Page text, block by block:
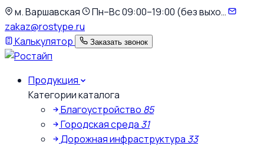
К
основному
содержимому
м. Варшавская
Пн–Вс 09:00–19:00 (без выхо…
zakaz@rostype.ru
Калькулятор
Заказать звонок
Продукция
Категории каталога
Благоустройство 85
Городская среда 31
Дорожная инфраструктура 33